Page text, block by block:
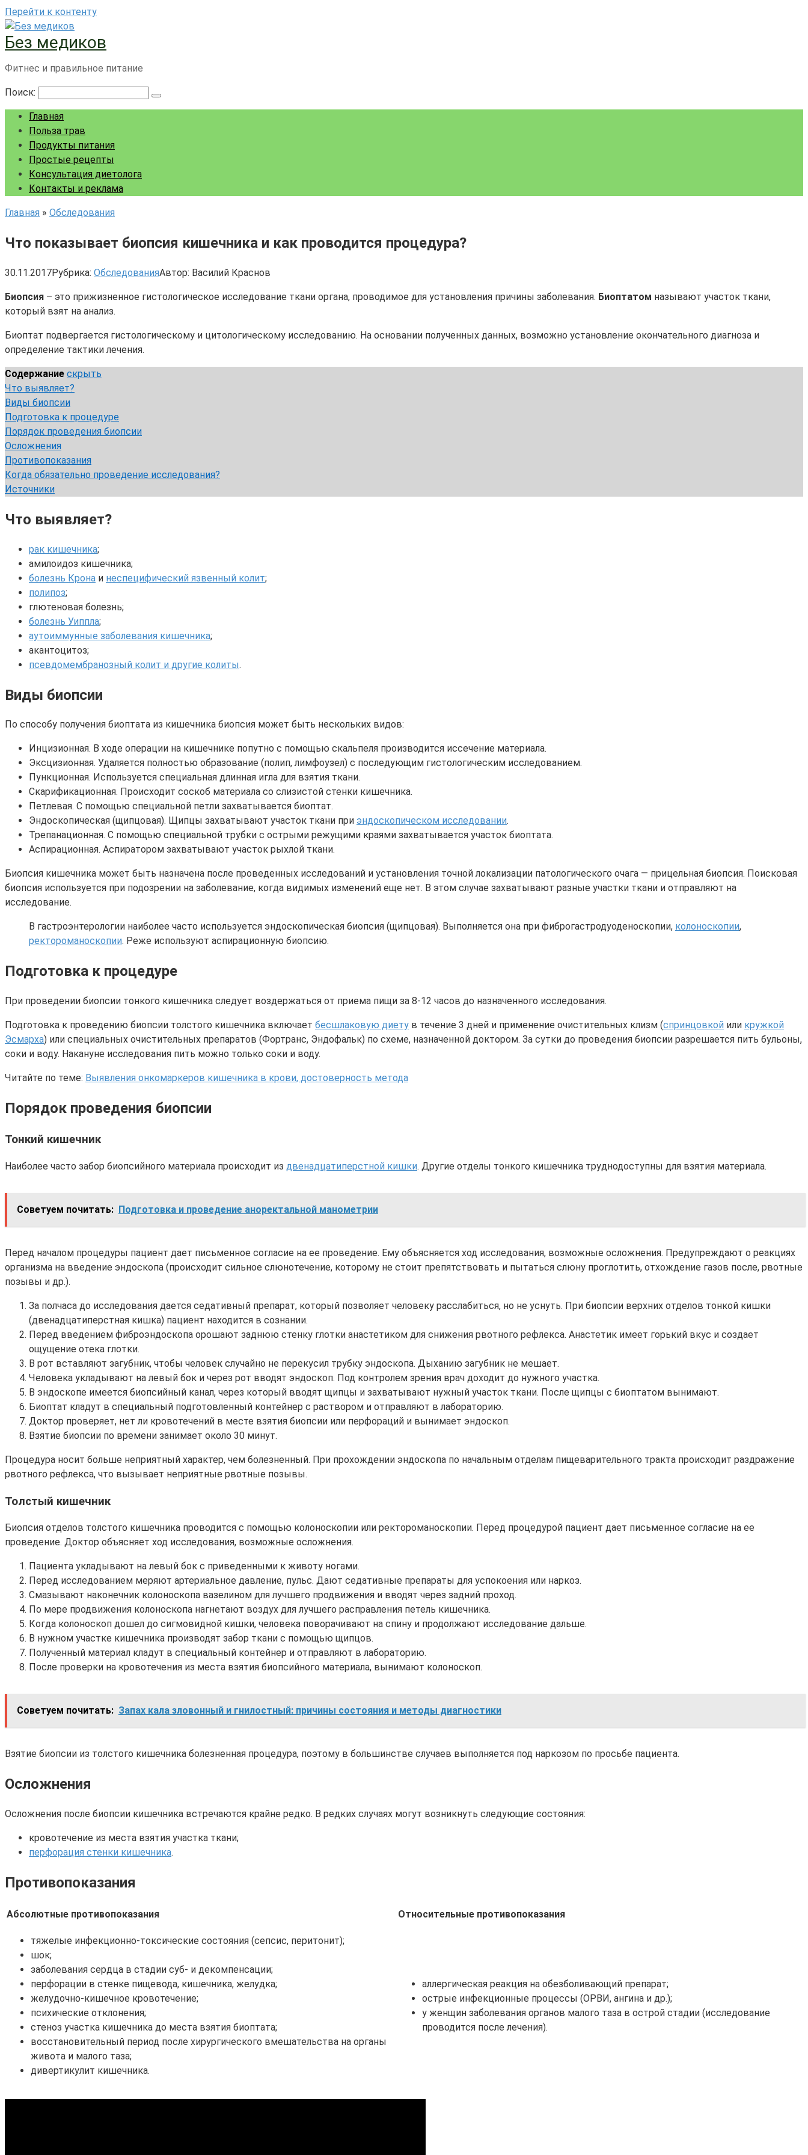
Перейти к контенту
Без медиков
Фитнес и правильное питание
Поиск:
Главная
Польза трав
Продукты питания
Простые рецепты
Консультация диетолога
Контакты и реклама
Главная » Обследования
Что показывает биопсия кишечника и как проводится процедура?
30.11.2017Рубрика: ОбследованияАвтор: Василий Краснов
Биопсия – это прижизненное гистологическое исследование ткани органа, проводимое для установления причины заболевания. Биоптатом называют участок ткани,
который взят на анализ.
Биоптат подвергается гистологическому и цитологическому исследованию. На основании полученных данных, возможно установление окончательного диагноза и
определение тактики лечения.
Содержание скрыть
Что выявляет?
Виды биопсии
Подготовка к процедуре
Порядок проведения биопсии
Осложнения
Противопоказания
Когда обязательно проведение исследования?
Источники
Что выявляет?
рак кишечника;
амилоидоз кишечника;
болезнь Крона и неспецифический язвенный колит;
полипоз;
глютеновая болезнь;
болезнь Уиппла;
аутоиммунные заболевания кишечника;
акантоцитоз;
псевдомембранозный колит и другие колиты.
Виды биопсии
По способу получения биоптата из кишечника биопсия может быть нескольких видов:
Инцизионная. В ходе операции на кишечнике попутно с помощью скальпеля производится иссечение материала.
Эксцизионная. Удаляется полностью образование (полип, лимфоузел) с последующим гистологическим исследованием.
Пункционная. Используется специальная длинная игла для взятия ткани.
Скарификационная. Происходит соскоб материала со слизистой стенки кишечника.
Петлевая. С помощью специальной петли захватывается биоптат.
Эндоскопическая (щипцовая). Щипцы захватывают участок ткани при эндоскопическом исследовании.
Трепанационная. С помощью специальной трубки с острыми режущими краями захватывается участок биоптата.
Аспирационная. Аспиратором захватывают участок рыхлой ткани.
Биопсия кишечника может быть назначена после проведенных исследований и установления точной локализации патологического очага — прицельная биопсия. Поисковая
биопсия используется при подозрении на заболевание, когда видимых изменений еще нет. В этом случае захватывают разные участки ткани и отправляют на
исследование.
В гастроэнтерологии наиболее часто используется эндоскопическая биопсия (щипцовая). Выполняется она при фиброгастродуоденоскопии, колоноскопии,
ректороманоскопии. Реже используют аспирационную биопсию.
Подготовка к процедуре
При проведении биопсии тонкого кишечника следует воздержаться от приема пищи за 8-12 часов до назначенного исследования.
Подготовка к проведению биопсии толстого кишечника включает бесшлаковую диету в течение 3 дней и применение очистительных клизм (спринцовкой или кружкой
Эсмарха) или специальных очистительных препаратов (Фортранс, Эндофальк) по схеме, назначенной доктором. За сутки до проведения биопсии разрешается пить бульоны,
соки и воду. Накануне исследования пить можно только соки и воду.
Читайте по теме: Выявления онкомаркеров кишечника в крови, достоверность метода
Порядок проведения биопсии
Тонкий кишечник
Наиболее часто забор биопсийного материала происходит из двенадцатиперстной кишки. Другие отделы тонкого кишечника труднодоступны для взятия материала.
Советуем почитать: Подготовка и проведение аноректальной манометрии
Перед началом процедуры пациент дает письменное согласие на ее проведение. Ему объясняется ход исследования, возможные осложнения. Предупреждают о реакциях
организма на введение эндоскопа (происходит сильное слюнотечение, которому не стоит препятствовать и пытаться слюну проглотить, отхождение газов после, рвотные
позывы и др.).
За полчаса до исследования дается седативный препарат, который позволяет человеку расслабиться, но не уснуть. При биопсии верхних отделов тонкой кишки
(двенадцатиперстная кишка) пациент находится в сознании.
Перед введением фиброэндоскопа орошают заднюю стенку глотки анастетиком для снижения рвотного рефлекса. Анастетик имеет горький вкус и создает
ощущение отека глотки.
В рот вставляют загубник, чтобы человек случайно не перекусил трубку эндоскопа. Дыханию загубник не мешает.
Человека укладывают на левый бок и через рот вводят эндоскоп. Под контролем зрения врач доходит до нужного участка.
В эндоскопе имеется биопсийный канал, через который вводят щипцы и захватывают нужный участок ткани. После щипцы с биоптатом вынимают.
Биоптат кладут в специальный подготовленный контейнер с раствором и отправляют в лабораторию.
Доктор проверяет, нет ли кровотечений в месте взятия биопсии или перфораций и вынимает эндоскоп.
Взятие биопсии по времени занимает около 30 минут.
Процедура носит больше неприятный характер, чем болезненный. При прохождении эндоскопа по начальным отделам пищеварительного тракта происходит раздражение
рвотного рефлекса, что вызывает неприятные рвотные позывы.
Толстый кишечник
Биопсия отделов толстого кишечника проводится с помощью колоноскопии или ректороманоскопии. Перед процедурой пациент дает письменное согласие на ее
проведение. Доктор объясняет ход исследования, возможные осложнения.
Пациента укладывают на левый бок с приведенными к животу ногами.
Перед исследованием меряют артериальное давление, пульс. Дают седативные препараты для успокоения или наркоз.
Смазывают наконечник колоноскопа вазелином для лучшего продвижения и вводят через задний проход.
По мере продвижения колоноскопа нагнетают воздух для лучшего расправления петель кишечника.
Когда колоноскоп дошел до сигмовидной кишки, человека поворачивают на спину и продолжают исследование дальше.
В нужном участке кишечника производят забор ткани с помощью щипцов.
Полученный материал кладут в специальный контейнер и отправляют в лабораторию.
После проверки на кровотечения из места взятия биопсийного материала, вынимают колоноскоп.
Советуем почитать: Запах кала зловонный и гнилостный: причины состояния и методы диагностики
Взятие биопсии из толстого кишечника болезненная процедура, поэтому в большинстве случаев выполняется под наркозом по просьбе пациента.
Осложнения
Осложнения после биопсии кишечника встречаются крайне редко. В редких случаях могут возникнуть следующие состояния:
кровотечение из места взятия участка ткани;
перфорация стенки кишечника.
Противопоказания
Абсолютные противопоказания Относительные противопоказания
тяжелые инфекционно-токсические состояния (сепсис, перитонит);
шок;
заболевания сердца в стадии суб- и декомпенсации;
перфорации в стенке пищевода, кишечника, желудка;
желудочно-кишечное кровотечение;
психические отклонения;
стеноз участка кишечника до места взятия биоптата;
восстановительный период после хирургического вмешательства на органы
живота и малого таза;
дивертикулит кишечника.
аллергическая реакция на обезболивающий препарат;
острые инфекционные процессы (ОРВИ, ангина и др.);
у женщин заболевания органов малого таза в острой стадии (исследование
проводится после лечения).